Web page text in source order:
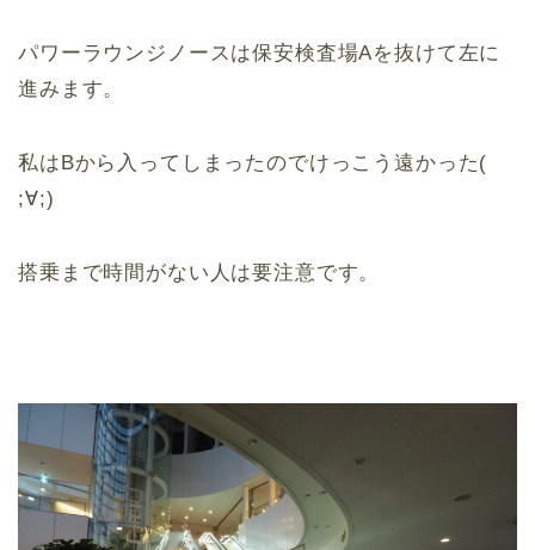
パワーラウンジノースは保安検査場Aを抜けて左に
進みます。
私はBから入ってしまったのでけっこう遠かった(
;∀;)
搭乗まで時間がない人は要注意です。